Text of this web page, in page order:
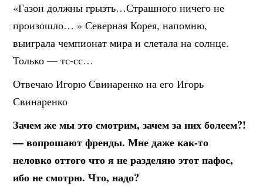
«Газон должны грызть…Страшного ничего не
произошло… » Северная Корея, напомню,
выиграла чемпионат мира и слетала на солнце.
Только — тс-сс…
Отвечаю Игорю Свинаренко на его Игорь
Свинаренко
Зачем же мы это смотрим, зачем за них болеем?!
— вопрошают френды. Мне даже как-то
неловко оттого что я не разделяю этот пафос,
ибо не смотрю. Что, надо?